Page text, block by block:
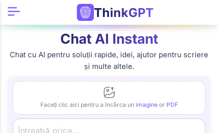
ThinkGPT
Chat AI Instant
Chat cu AI pentru soluții rapide, idei, ajutor pentru scriere
și multe altele.
Faceți clic aici pentru a încărca un imagineor PDF